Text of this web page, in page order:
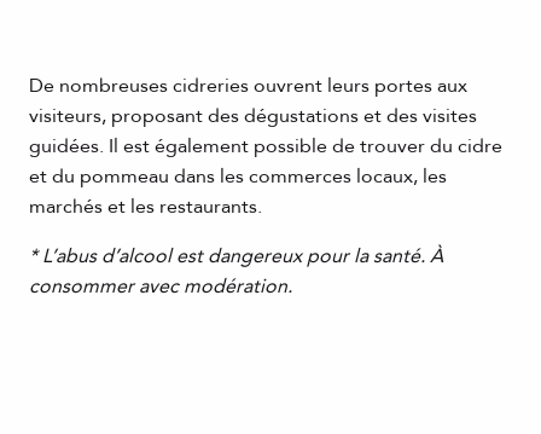
De nombreuses cidreries ouvrent leurs portes aux
visiteurs, proposant des dégustations et des visites
guidées. Il est également possible de trouver du cidre
et du pommeau dans les commerces locaux, les
marchés et les restaurants.
* L’abus d’alcool est dangereux pour la santé. À
consommer avec modération.